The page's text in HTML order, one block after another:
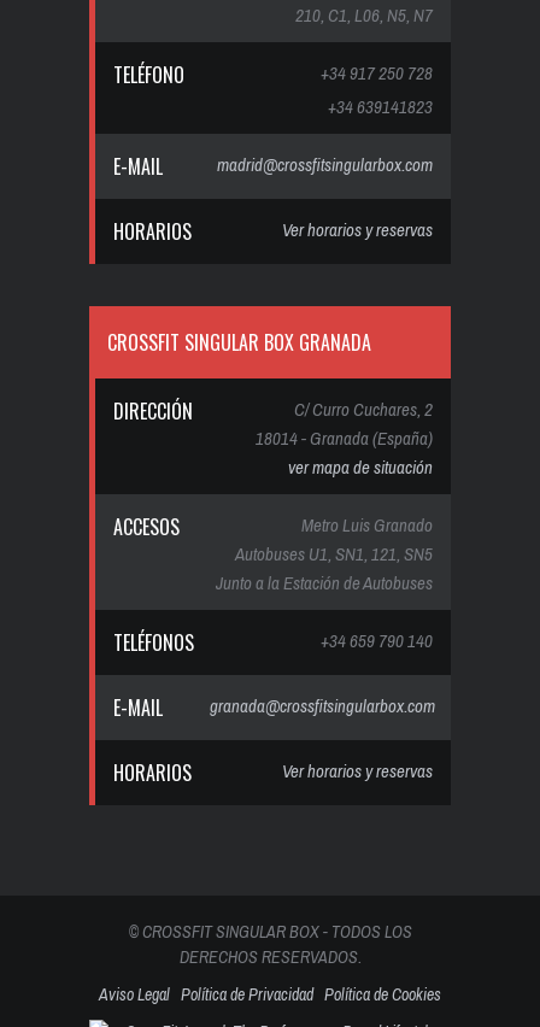
210, C1, L06, N5, N7
TELÉFONO
+34 917 250 728
+34 639141823
E-MAIL madrid@crossfitsingularbox.com
HORARIOS Ver horarios y reservas
CROSSFIT SINGULAR BOX GRANADA
DIRECCIÓN
C/ Curro Cuchares, 2
18014 - Granada (España)
ver mapa de situación
ACCESOS
Metro Luis Granado
Autobuses U1, SN1, 121, SN5
Junto a la Estación de Autobuses
TELÉFONOS +34 659 790 140
E-MAIL granada@crossfitsingularbox.com
HORARIOS Ver horarios y reservas
© CROSSFIT SINGULAR BOX - TODOS LOS
DERECHOS RESERVADOS.
Aviso Legal Política de Privacidad Política de Cookies